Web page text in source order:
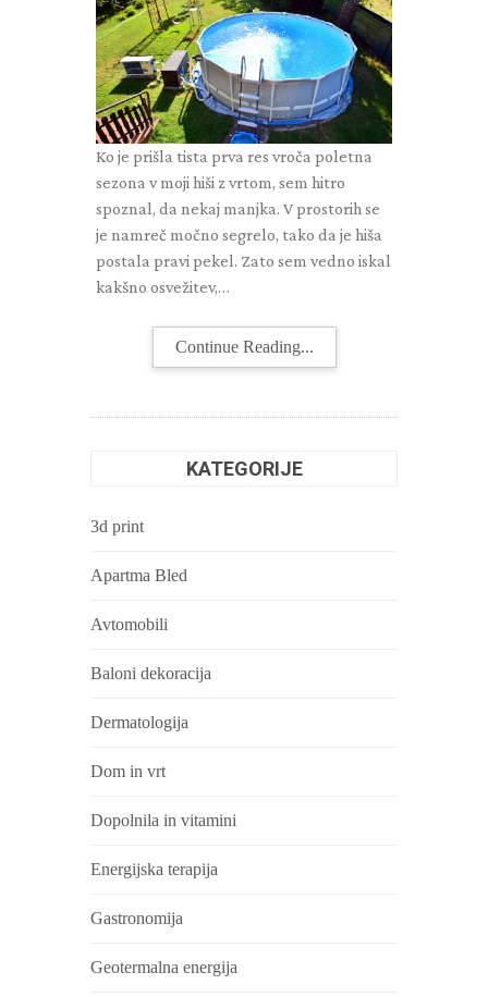
Ko je prišla tista prva res vroča poletna
sezona v moji hiši z vrtom, sem hitro
spoznal, da nekaj manjka. V prostorih se
je namreč močno segrelo, tako da je hiša
postala pravi pekel. Zato sem vedno iskal
kakšno osvežitev,…
Continue Reading...
KATEGORIJE
3d print
Apartma Bled
Avtomobili
Baloni dekoracija
Dermatologija
Dom in vrt
Dopolnila in vitamini
Energijska terapija
Gastronomija
Geotermalna energija